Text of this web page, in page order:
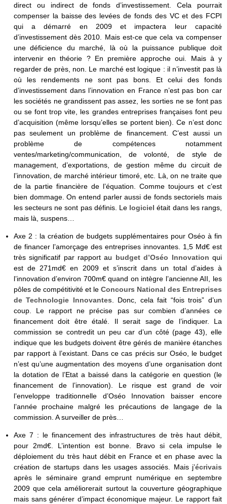
direct ou indirect de fonds d’investissement. Cela pourrait
compenser la baisse des levées de fonds des VC et des FCPI
qui a démarré en 2009 et impactera leur capacité
d’investissement dès 2010. Mais est-ce que cela va compenser
une déficience du marché, là où la puissance publique doit
intervenir en théorie ? En première approche oui. Mais à y
regarder de près, non. Le marché est logique : il n’investit pas là
où les rendements ne sont pas bons. Et celui des fonds
d’investissement dans l’innovation en France n’est pas bon car
les sociétés ne grandissent pas assez, les sorties ne se font pas
ou se font trop vite, les grandes entreprises françaises font peu
d’acquisition (même lorsqu’elles se portent bien). Ce n’est donc
pas seulement un problème de financement. C’est aussi un
problème de compétences notamment
ventes/marketing/communication, de volonté, de style de
management, d’exportations, de gestion même du circuit de
l’innovation, de marché intérieur timoré, etc. Là, on ne traite que
de la partie financière de l’équation. Comme toujours et c’est
bien dommage. On entend parler aussi de fonds sectoriels mais
les secteurs ne sont pas définis. Le logiciel était dans les rangs,
mais là, suspens…
Axe 2 : la création de budgets supplémentaires pour Oséo à fin
de financer l’amorçage des entreprises innovantes. 1,5 Md€ est
très significatif par rapport au budget d’Oséo Innovation qui
est de 271md€ en 2009 et s’inscrit dans un total d’aides à
l’innovation d’environ 700m€ quand on intègre l’ancienne AII, les
pôles de compétitivité et le Concours National des Entreprises
de Technologie Innovantes . Donc, cela fait “fois trois” d’un
coup. Le rapport ne précise pas sur combien d’années ce
financement doit être étalé. Il serait sage de l’indiquer. La
commission se contredit un peu car d’un côté (page 43), elle
indique que les budgets doivent être gérés de manière étanches
par rapport à l’existant. Dans ce cas précis sur Oséo, le budget
n’est qu’une augmentation des moyens d’une organisation dont
la dotation de l’Etat a baissé dans la catégorie en question (le
financement de l’innovation). Le risque est grand de voir
l’enveloppe traditionnelle d’Oséo Innovation baisser encore
l’année prochaine malgré les précautions de langage de la
commission. A surveiller de près…
Axe 7 : le financement des infrastructures de très haut débit,
pour 2md€. L’intention est bonne. Bravo si cela impulse le
déploiement du très haut débit en France et en phase avec la
création de startups dans les usages associés. Mais j’écrivais
après le séminaire grand emprunt numérique en septembre
2009 que cela améliorerait surtout la couverture géographique
mais sans générer d’impact économique majeur. Le rapport fait